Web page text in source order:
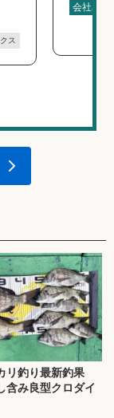
ス
会社名
リ釣り最新釣果
含み良型クロダイ